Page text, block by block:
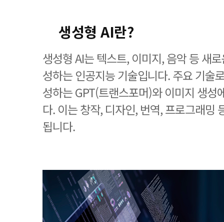
생성형 AI란?
생성형 AI는 텍스트, 이미지, 음악 등 새
성하는 인공지능 기술입니다. 주요 기술
성하는 GPT(트랜스포머)와 이미지 생성
다. 이는 창작, 디자인, 번역, 프로그래밍
됩니다.